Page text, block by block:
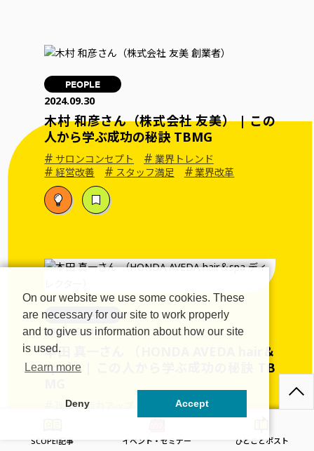
PEOPLE
2024.09.30
木村 和彦さん（株式会社 友美） | この
人から学ぶ成功の秘訣 TBMG
# サロンコンセプト # 業界トレンド
# 経営改善 # スタッフ満足 #業界改革
PEOPLE
2023.09.11
本田 真一さん （HONDA AVEDA hair＆
spa） | この人から学ぶ成功の秘訣 TB
理美容師力アップ サロンコンセプト
業界トレンド #SDGs
SCOPE!記事 イベント・セミナー ひとことポスト
On our website we use some cookies. These
are necessary for our site to work properly
and to give us information about how our site
is used.
Learn more
Deny Accept